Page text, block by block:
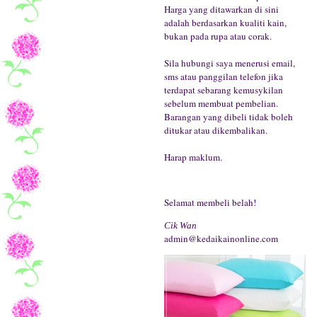
Harga yang ditawarkan di sini
adalah berdasarkan kualiti kain,
bukan pada rupa atau corak.
Sila hubungi saya menerusi email,
sms atau panggilan telefon jika
terdapat sebarang kemusykilan
sebelum membuat pembelian.
Barangan yang dibeli tidak boleh
ditukar atau dikembalikan.
Harap maklum.
Selamat membeli belah!
Cik Wan
admin@kedaikainonline.com